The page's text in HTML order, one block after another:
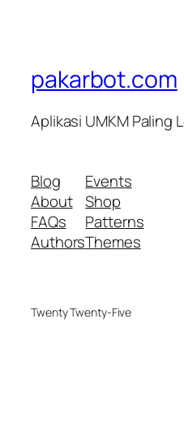
pakarbot.com
Aplikasi UMKM Paling
Blog
About
FAQs
Authors
Events
Shop
Patterns
Themes
Twenty Twenty-Five